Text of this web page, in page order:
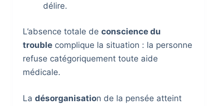
délire.
L’absence totale de conscience du
troublecomplique la situation : la personne
refuse catégoriquement toute aide
médicale.
La désorganisation de la pensée atteint